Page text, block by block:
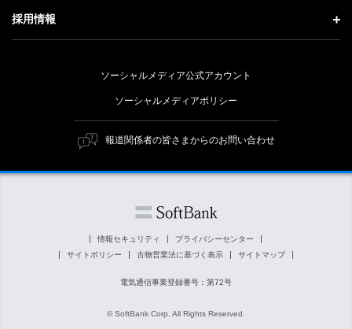
ガバナンス
人材戦略
経営方針
個人投資家の皆さまへ
株式と社債について
サステナビリティ トップ
トップメッセージ
ESG方針・体制
マテリアリティ（重要課題）
ESGの主な取り組み
外部評価・イニシアチブ
採用情報
キャリア採用
障がい者採用
ソーシャルメディア公式アカウント
ソーシャルメディアポリシー
報道関係者の皆さまからのお問い合わせ
情報セキュリティ
プライバシーセンター
サイトポリシー
古物営業法に基づく表示 サイトマップ
電気通信事業登録番号：第72号
© SoftBank Corp. All Rights Reserved.